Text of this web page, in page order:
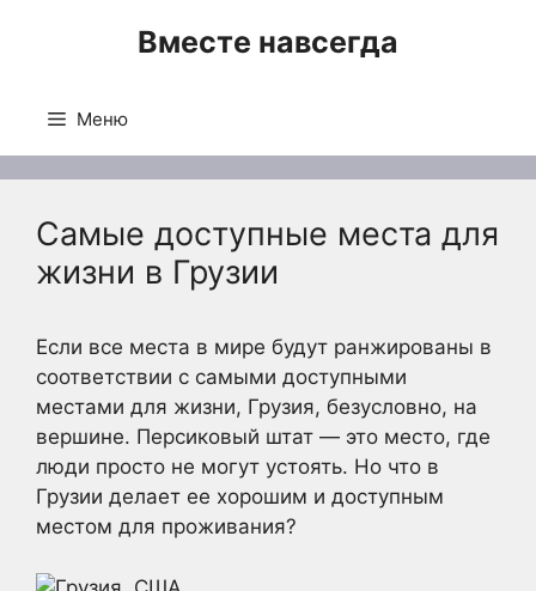
Вместе навсегда
Меню
Самые доступные места для
жизни в Грузии
Если все места в мире будут ранжированы в
соответствии с самыми доступными
местами для жизни, Грузия, безусловно, на
вершине. Персиковый штат — это место, где
люди просто не могут устоять. Но что в
Грузии делает ее хорошим и доступным
местом для проживания?